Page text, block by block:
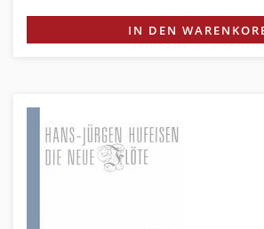
IN DEN